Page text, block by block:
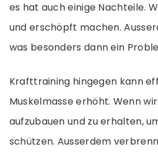
es hat auch einige Nachteile.
und erschöpft machen.
was besonders dann ein
Krafttraining hingegen kann
Muskelmasse erhöht. Wenn
aufzubauen und zu erhalten,
schützen. Ausserdem